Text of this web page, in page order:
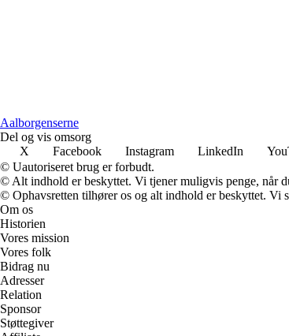
Aalborgenserne
Del og vis omsorg
X
Facebook Instagram LinkedIn
© Uautoriseret brug er forbudt.
© Alt indhold er beskyttet. Vi tjener muligvis penge, når
© Ophavsretten tilhører os og alt indhold er beskyttet. Vi
Om os
Historien
Vores mission
Vores folk
Bidrag nu
Adresser
Relation
Sponsor
Støttegiver